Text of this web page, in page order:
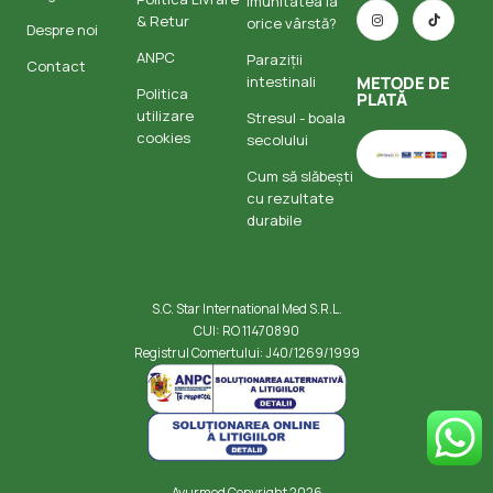
Despre noi
Contact
& Retur
ANPC
Politica
utilizare
cookies
orice vârstă?
Paraziții
intestinali
Stresul - boala
secolului
Cum să slăbești
cu rezultate
durabile
METODE DE
PLATĂ
S.C. Star International Med S.R.L.
CUI: RO 11470890
Registrul Comertului: J40/1269/1999